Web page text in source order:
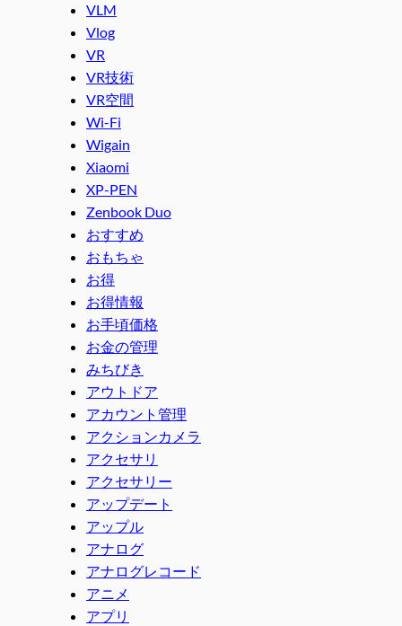
VLM
Vlog
VR
VR技術
VR空間
Wi-Fi
Wigain
Xiaomi
XP-PEN
Zenbook Duo
おすすめ
おもちゃ
お得
お得情報
お手頃価格
お金の管理
みちびき
アウトドア
アカウント管理
アクションカメラ
アクセサリ
アクセサリー
アップデート
アップル
アナログ
アナログレコード
アニメ
アプリ